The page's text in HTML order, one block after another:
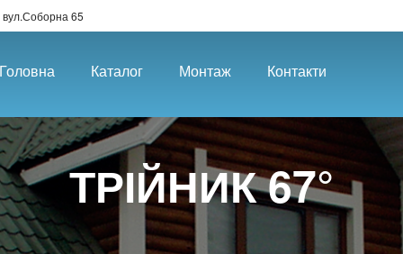
вул.Соборна 65
Головна Каталог Монтаж Контакти
ТРІЙНИК 67°